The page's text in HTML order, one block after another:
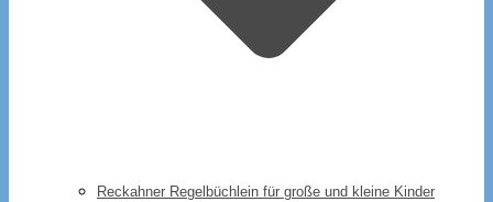
Reckahner Regelbüchlein für große und kleine Kinder